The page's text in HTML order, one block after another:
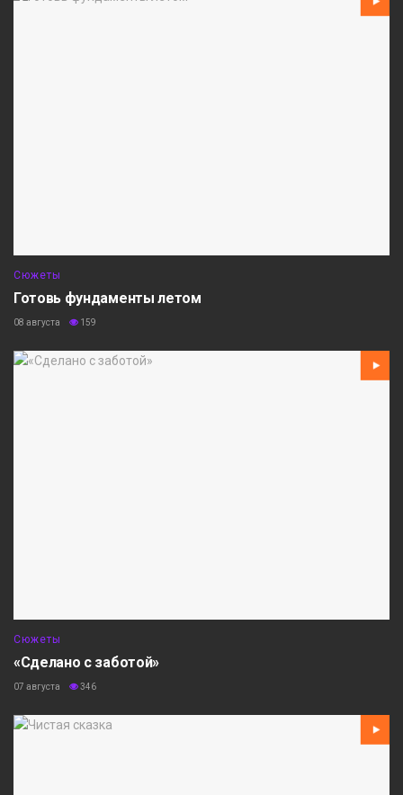
Сюжеты
Готовь фундаменты летом
08 августа 159
Сюжеты
«Сделано с заботой»
07 августа 346